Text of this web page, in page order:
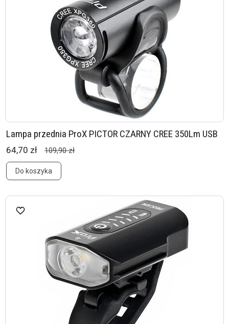
Lampa przednia ProX PICTOR CZARNY CREE 350Lm USB
64,70 zł 109,90 zł
Do koszyka